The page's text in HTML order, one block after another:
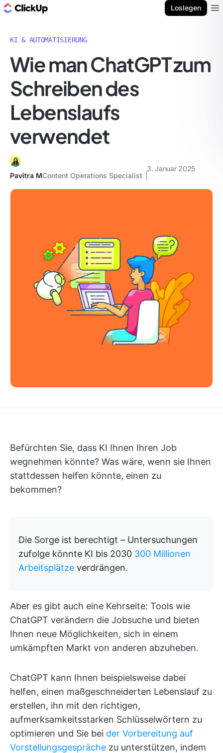
Loslegen
KI & AUTOMATISIERUNG
Wie man ChatGPT zum
Schreiben des
Lebenslaufs
verwendet
Pavitra MContent Operations Specialist
3. Januar 2025
Befürchten Sie, dass KI Ihnen Ihren Job
wegnehmen könnte? Was wäre, wenn sie Ihnen
stattdessen helfen könnte, einen zu
bekommen?
Die Sorge ist berechtigt – Untersuchungen
zufolge könnte KI bis 2030 300 Millionen
Arbeitsplätze verdrängen.
Aber es gibt auch eine Kehrseite: Tools wie
ChatGPT verändern die Jobsuche und bieten
Ihnen neue Möglichkeiten, sich in einem
umkämpften Markt von anderen abzuheben.
ChatGPT kann Ihnen beispielsweise dabei
helfen, einen maßgeschneiderten Lebenslauf zu
erstellen, ihn mit den richtigen,
aufmerksamkeitsstarken Schlüsselwörtern zu
optimieren und Sie bei der Vorbereitung auf
Vorstellungsgespräche zu unterstützen, indem